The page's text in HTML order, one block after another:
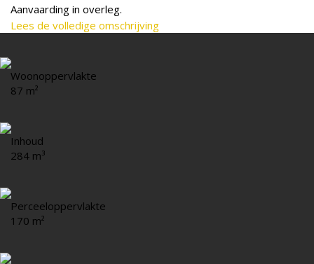
Aanvaarding in overleg.
Lees de volledige omschrijving
Woonoppervlakte
87 m²
Inhoud
284 m³
Perceeloppervlakte
170 m²